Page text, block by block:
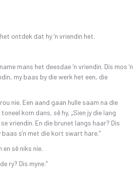
ontdek dat hy ‘n vriendin het.
mans het deesdae ‘n vriendin. Dis mos ‘n
my baas by die werk het een, die
nie. Een aand gaan hulle saam na die
kom dans, sê hy, „Sien jy die lang
vriendin. En die brunet langs haar? Dis
baas s’n met die kort swart hare.”
sê niks nie.
ry? Dis myne.”